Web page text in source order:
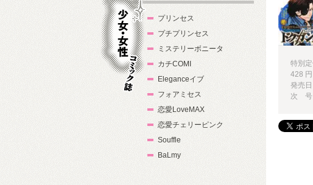
特別
428 円
発売
次 号
プリンセス
プチプリンセス
ミステリーボニータ
カチCOMI
Eleganceイブ
フォアミセス
恋愛LoveMAX
恋愛チェリーピンク
Souffle
BaLmy